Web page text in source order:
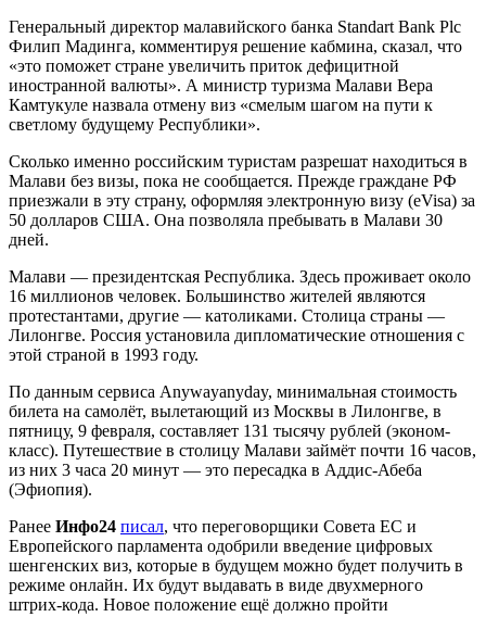
Генеральный директор малавийского банка Standart Bank Plc
Филип Мадинга, комментируя решение кабмина, сказал, что
«это поможет стране увеличить приток дефицитной
иностранной валюты». А министр туризма Малави Вера
Камтукуле назвала отмену виз «смелым шагом на пути к
светлому будущему Республики».
Сколько именно российским туристам разрешат находиться в
Малави без визы, пока не сообщается. Прежде граждане РФ
приезжали в эту страну, оформляя электронную визу (eVisa) за
50 долларов США. Она позволяла пребывать в Малави 30
дней.
Малави — президентская Республика. Здесь проживает около
16 миллионов человек. Большинство жителей являются
протестантами, другие — католиками. Столица страны —
Лилонгве. Россия установила дипломатические отношения с
этой страной в 1993 году.
По данным сервиса Anywayanyday, минимальная стоимость
билета на самолёт, вылетающий из Москвы в Лилонгве, в
пятницу, 9 февраля, составляет 131 тысячу рублей (эконом-
класс). Путешествие в столицу Малави займёт почти 16 часов,
из них 3 часа 20 минут — это пересадка в Аддис-Абеба
(Эфиопия).
Ранее Инфо24 писал, что переговорщики Совета ЕС и
Европейского парламента одобрили введение цифровых
шенгенских виз, которые в будущем можно будет получить в
режиме онлайн. Их будут выдавать в виде двухмерного
штрих-кода. Новое положение ещё должно пройти